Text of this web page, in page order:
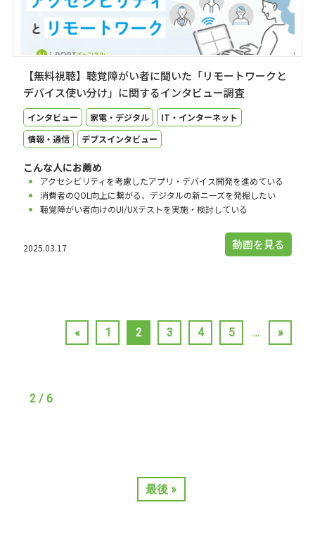
【無料視聴】聴覚障がい者に聞いた「リモートワークと
デバイス使い分け」に関するインタビュー調査
インタビュー 家電・デジタル
IT・インターネット
情報・通信
デプスインタビュー
こんな人にお薦め
アクセシビリティを考慮したアプリ・デバイス開発を進めている
消費者のQOL向上に繋がる、デジタルの新ニーズを発掘したい
聴覚障がい者向けのUI/UXテストを実施・検討している
2025.03.17 動画を見る
2 / 6
« 1 2 3 4 5 ... »
最後 »